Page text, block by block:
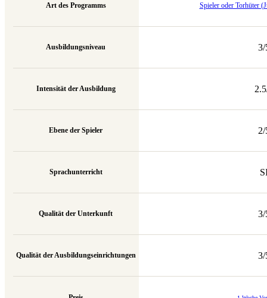
Art des Programms
Ausbildungsniveau
Intensität der Ausbildung
Ebene der Spieler
Sprachunterricht
Qualität der Unterkunft
Qualität der Ausbildungseinrichtungen
Spieler oder Torhüter
3/
3/
3/